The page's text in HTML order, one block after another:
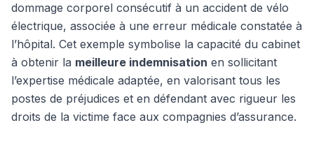
dommage corporel consécutif à un accident de vélo
électrique, associée à une erreur médicale constatée à
l’hôpital. Cet exemple symbolise la capacité du cabinet
à obtenir la meilleure indemnisation en sollicitant
l’expertise médicale adaptée, en valorisant tous les
postes de préjudices et en défendant avec rigueur les
droits de la victime face aux compagnies d’assurance.